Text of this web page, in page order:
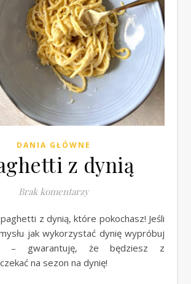
DANIA GŁÓWNE
z dynią
Brak komentarzy
jak wykorzystać dynię wypróbuj
– gwarantuję, że będziesz z
na sezon na dynię!